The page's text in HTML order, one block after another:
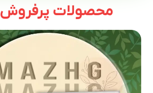
محصولات پرفروش